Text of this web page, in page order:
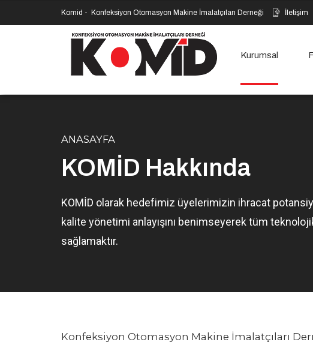
Komid - Konfeksiyon Otomasyon Makine İmalatçıları Derneği İletişim
Kurumsal
ANASAYFA
KOMİD Hakkında
KOMİD olarak hedefimiz üyelerimizin ihracat
kalite yönetimi anlayışını benimseyerek tüm
sağlamaktır.
Konfeksiyon Otomasyon Makine İmalatçıları